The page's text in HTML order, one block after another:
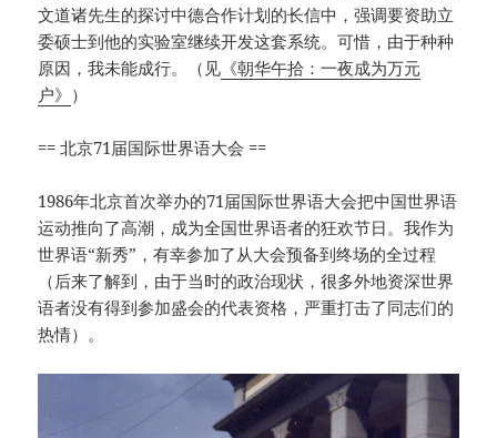
文道诸先生的探讨中德合作计划的长信中，强调要资助立
委硕士到他的实验室继续开发这套系统。可惜，由于种种
原因，我未能成行。（见 《朝华午拾：一夜成为万元
户》 ）
== 北京71届国际世界语大会 ==
1986年北京首次举办的71届国际世界语大会把中国世界语
运动推向了高潮，成为全国世界语者的狂欢节日。我作为
世界语“新秀”，有幸参加了从大会预备到终场的全过程
（后来了解到，由于当时的政治现状，很多外地资深世界
语者没有得到参加盛会的代表资格，严重打击了同志们的
热情）。